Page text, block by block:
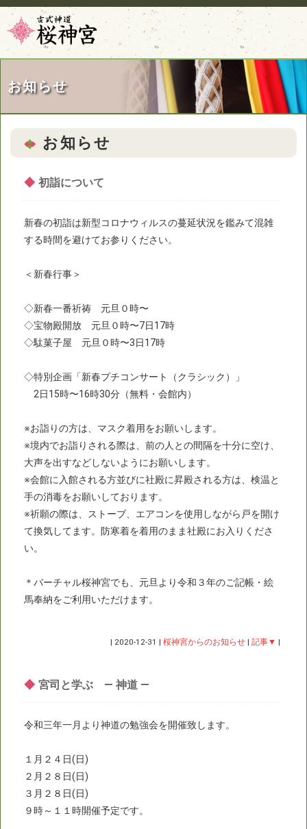
お知らせ
お知らせ
◆ 初詣について
新春の初詣は新型コロナウィルスの蔓延状況を鑑みて混雑
する時間を避けてお参りください。
＜新春行事＞
◇新春一番祈祷 元旦０時〜
◇宝物殿開放 元旦０時〜7日17時
◇駄菓子屋 元旦０時〜3日17時
◇特別企画「新春プチコンサート（クラシック）」
2日15時〜16時30分（無料・会館内）
※お詣りの方は、マスク着用をお願いします。
※境内でお詣りされる際は、前の人との間隔を十分に空け、
大声を出すなどしないようにお願いします。
※会館に入館される方並びに社殿に昇殿される方は、検温と
手の消毒をお願いしております。
※祈願の際は、ストーブ、エアコンを使用しながら戸を開け
て換気してます。防寒着を着用のまま社殿にお入りくださ
い。
＊バーチャル桜神宮でも、元旦より令和３年のご記帳・絵
馬奉納をご利用いただけます。
| 2020-12-31 |桜神宮からのお知らせ |記事▼ |
◆ 宮司と学ぶ ― 神道 ―
令和三年一月より神道の勉強会を開催致します。
１月２４日(日)
２月２８日(日)
３月２８日(日)
９時～１１時開催予定です。